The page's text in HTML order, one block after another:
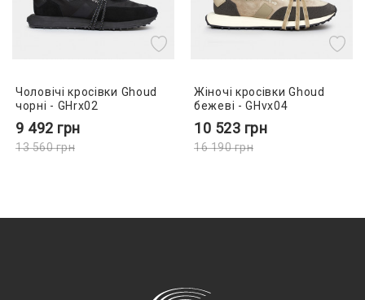
Чоловічі кросівки Ghoud
чорні - GHrx02
9 492 грн
13 560грн
Жіночі кросівки Ghoud
бежеві - GHvx04
10 523 грн
16 190грн